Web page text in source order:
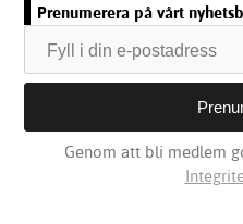
Prenumerera på vårt
Genom att bli medlem